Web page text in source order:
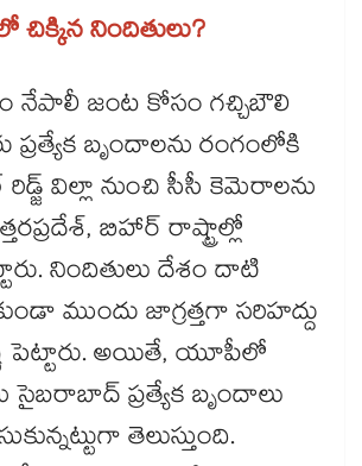
నిందితులు?
నేపాలీ జంట కోసం గచ్చిబౌలి
ప్రత్యేక బృందాలను రంగంలోకి
విల్లా నుంచి సీసీ కెమెరాలను
బిహార్ రాష్ట్రాల్లో
నిందితులు దేశం దాటి
ముందు జాగ్రత్తగా సరిహద్దు
పెట్టారు. అయితే, యూపీలో
ప్రత్యేక బృందాలు
తెలుస్తుంది.